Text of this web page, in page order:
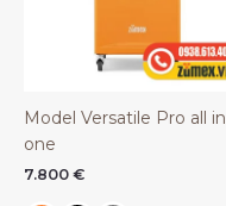
Model Versatile Pro all in
one
7.800 €